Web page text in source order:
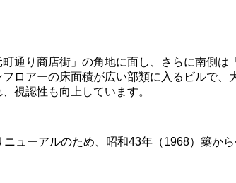
通り商店街」の角地に面し、さらに南側
ロアーの床面積が広い部類に入るビルで
視認性も向上しています。
ューアルのため、昭和43年（1968）築か